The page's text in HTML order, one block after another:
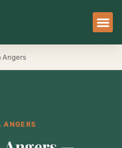
Angers
ANGERS